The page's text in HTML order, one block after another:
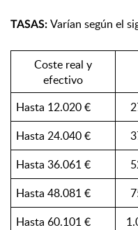
TASAS: Varían según el
Coste real y
efectivo
Hasta 12.020 €
Hasta 24.040 €
Hasta 36.061 €
Hasta 48.081 €
Hasta 60.101 €